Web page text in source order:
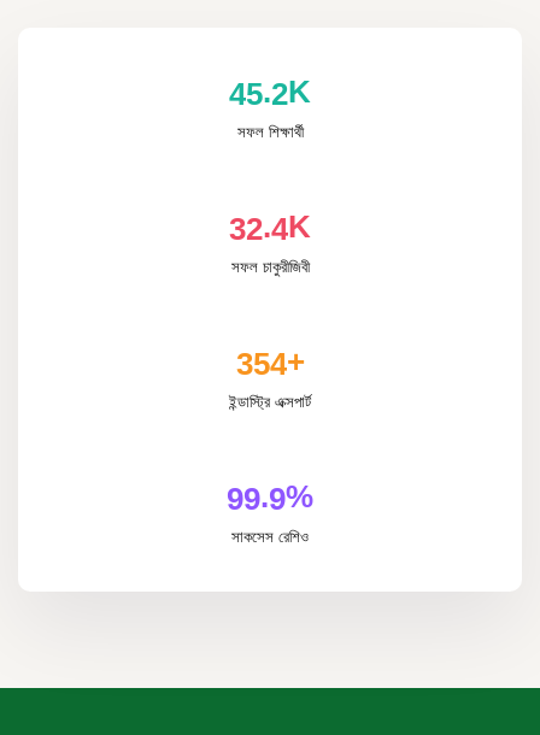
45.2K
সফল শিক্ষার্থী
32.4K
সফল চাকুরীজিবী
354+
ইন্ডাস্ট্রি এক্সপার্ট
99.9%
সাকসেস রেশিও